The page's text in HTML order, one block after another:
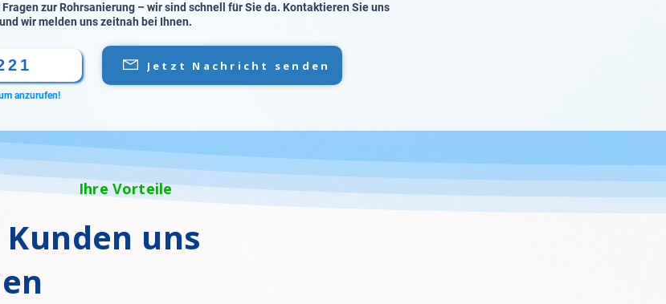
zur Rohrsanierung – wir sind schnell für Sie da. Kontaktieren Sie uns
wir melden uns zeitnah bei Ihnen.
Jetzt Nachricht senden
anzurufen!
Ihre Vorteile
uns